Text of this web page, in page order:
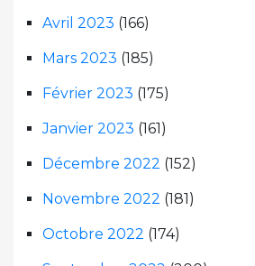
Avril 2023 (166)
Mars 2023 (185)
Février 2023 (175)
Janvier 2023 (161)
Décembre 2022 (152)
Novembre 2022 (181)
Octobre 2022 (174)